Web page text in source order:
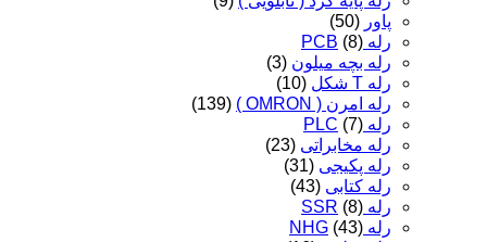
پاور (50)
رله PCB (8)
رله بچه میلون (3)
رله T شکل
(10)
رله امرن ( OMRON )
(139)
رله PLC (7)
رله مخابراتی (23)
رله پکیجی (31)
رله کتابی (43)
رله SSR (8)
رله NHG (43)